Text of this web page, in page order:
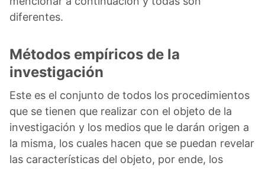
diferentes.
Métodos empíricos de la
investigación
Este es el conjunto de todos los procedimientos
que se tienen que realizar con el objeto de la
investigación y los medios que le darán origen a
la misma, los cuales hacen que se puedan revelar
las características del objeto, por ende, los